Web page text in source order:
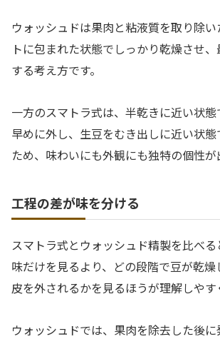
ウォッシュドは果肉と粘液質を取り除
トに包まれた状態でしっかり乾燥させ
する考え方です。
一方のスマトラ式は、半乾きに近い状
早めに外し、生豆をむき出しに近い状
ため、味わいにも外観にも独特の個性が
工程の差が味を分ける
スマトラ式とウォッシュド精製を比べ
味だけを見るより、どの段階で豆が乾
皮を外されるかを見るほうが理解しやす
ウォッシュドでは、果肉を除去した後